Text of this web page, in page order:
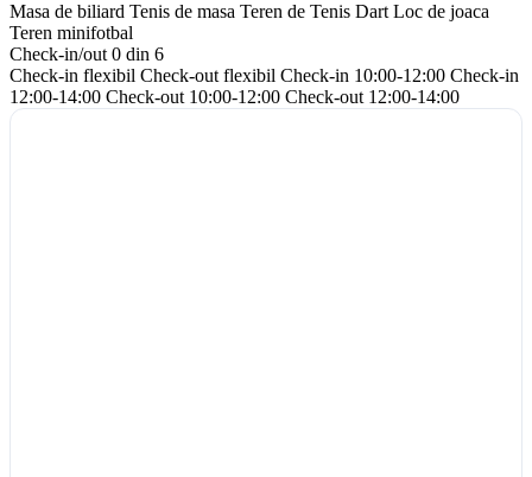
Masa de biliard Tenis de masa Teren de Tenis Dart Loc de joaca
Teren minifotbal
Check-in/out 0 din 6
Check-in flexibil Check-out flexibil Check-in 10:00-12:00 Check-in
12:00-14:00 Check-out 10:00-12:00 Check-out 12:00-14:00